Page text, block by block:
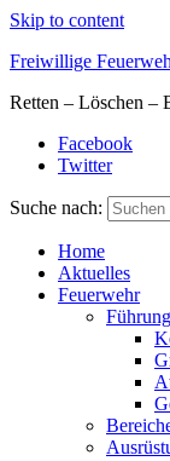
Skip to content
Freiwillige
Retten – Löschen –
Facebook
Twitter
Suche nach:
Home
Aktuelles
Feuerwehr
Führung